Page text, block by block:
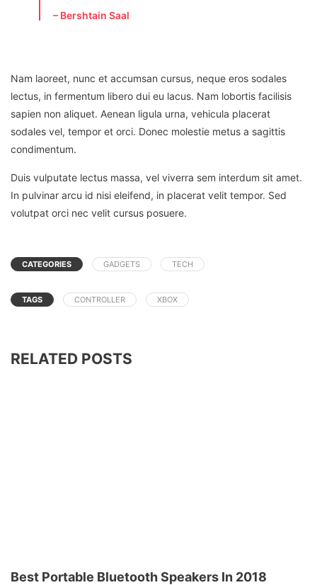
– Bershtain Saal
Nam laoreet, nunc et accumsan cursus, neque eros sodales
lectus, in fermentum libero dui eu lacus. Nam lobortis facilisis
sapien non aliquet. Aenean ligula urna, vehicula placerat
sodales vel, tempor et orci. Donec molestie metus a sagittis
condimentum.
Duis vulputate lectus massa, vel viverra sem interdum sit amet.
In pulvinar arcu id nisi eleifend, in placerat velit tempor. Sed
volutpat orci nec velit cursus posuere.
CATEGORIES GADGETS TECH
TAGS CONTROLLER XBOX
RELATED POSTS
Best Portable Bluetooth Speakers In 2018